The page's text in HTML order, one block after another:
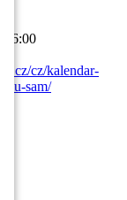
16:00
cz/kalendar-
sam/